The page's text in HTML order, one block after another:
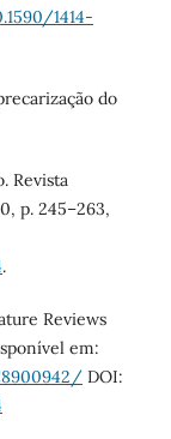
1414-
do
Revista
p. 245–263,
.
Reviews
em:
DOI: